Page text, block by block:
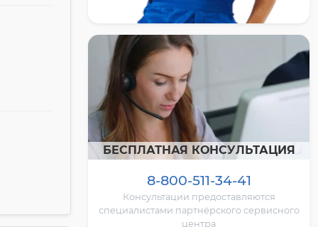
БЕСПЛАТНАЯ КОНСУЛЬТАЦИЯ
8-800-511-34-41
Консультации предоставляются
специалистами партнёрского сервисного
центра